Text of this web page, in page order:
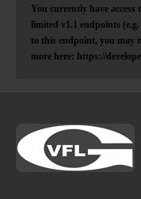
You currently have
limited v1.1 endpoints
to this endpoint, you may
more here: https://